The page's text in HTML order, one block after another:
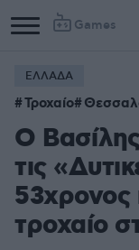
Games
ΕΛΛΑΔΑ
Τροχαίο
O
τις
τροχαίο